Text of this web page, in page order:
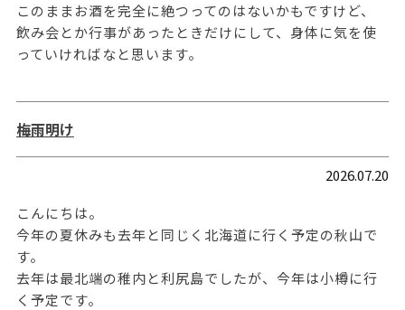
このままお酒を完全に絶つってのはないかもですけど、
飲み会とか行事があったときだけにして、身体に気を使
っていければなと思います。
梅雨明け
2026.07.20
こんにちは。
今年の夏休みも去年と同じく北海道に行く予定の秋山で
す。
去年は最北端の稚内と利尻島でしたが、今年は小樽に行
く予定です。